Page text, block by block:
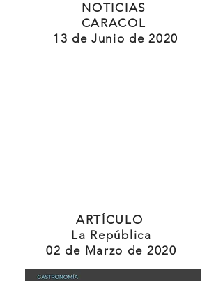
NOTICIAS
CARACOL
13 de Junio de 2020
ARTÍCULO
La República
02 de Marzo de 2020